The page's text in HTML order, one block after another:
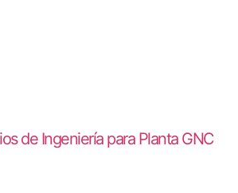
de Ingeniería para Planta GNC